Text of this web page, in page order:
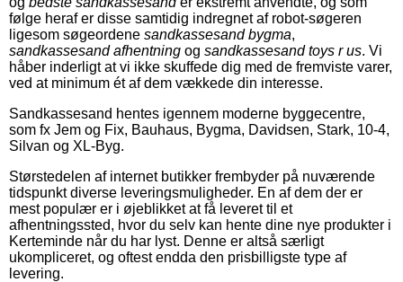
følge heraf er disse samtidig indregnet af robot-søgeren
ligesom søgeordene sandkassesand bygma,
sandkassesand afhentning og sandkassesand toys r us. Vi
håber inderligt at vi ikke skuffede dig med de fremviste varer,
ved at minimum ét af dem vækkede din interesse.
Sandkassesand hentes igennem moderne byggecentre,
som fx Jem og Fix, Bauhaus, Bygma, Davidsen, Stark, 10-4,
Silvan og XL-Byg.
Størstedelen af internet butikker frembyder på nuværende
tidspunkt diverse leveringsmuligheder. En af dem der er
mest populær er i øjeblikket at få leveret til et
afhentningssted, hvor du selv kan hente dine nye produkter i
Kerteminde når du har lyst. Denne er altså særligt
ukompliceret, og oftest endda den prisbilligste type af
levering.